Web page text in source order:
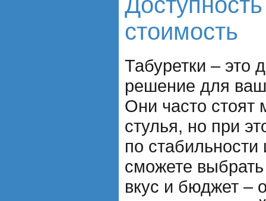
стоимость
Табуретки – это
решение для
Они часто
стулья, но при
по
сможете
вкус и бюджет –